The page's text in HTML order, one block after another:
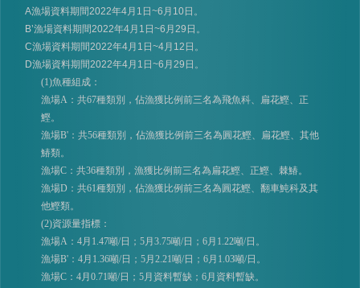
A漁場資料期間2022年4月 1 日 ~6 月 10日。
B’漁場資料期間2022年4月 1 日 ~6 月 29 日。
C漁場資料期間2022年4月 1 日 ~4月 12 日。
D漁場資料期間2022年4月 1 日 ~6 月 29 日。
(1)魚種組成：
漁場A：共67種類別，佔漁獲比例前三名為飛魚科、扁花鰹、正
鰹。
漁場B'：共56種類別，佔漁獲比例前三名為圓花鰹、扁花鰹、其他
鰆類。
漁場C：共36種類別，漁獲比例前三名為扁花鰹、正鰹、棘鰆。
漁場D：共61種類別，佔漁獲比例前三名為圓花鰹、翻車魨科及其
他鰹類。
(2)資源量指標：
漁場A：4月1.47噸/日；5月3.75噸/日；6月1.22噸/日。
漁場B'：4月1.36噸/日；5月2.21噸/日；6月1.03噸/日。
漁場C：4月0.71噸/日；5月資料暫缺；6月資料暫缺。